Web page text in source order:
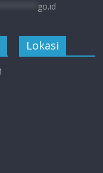
go.id
Lokasi